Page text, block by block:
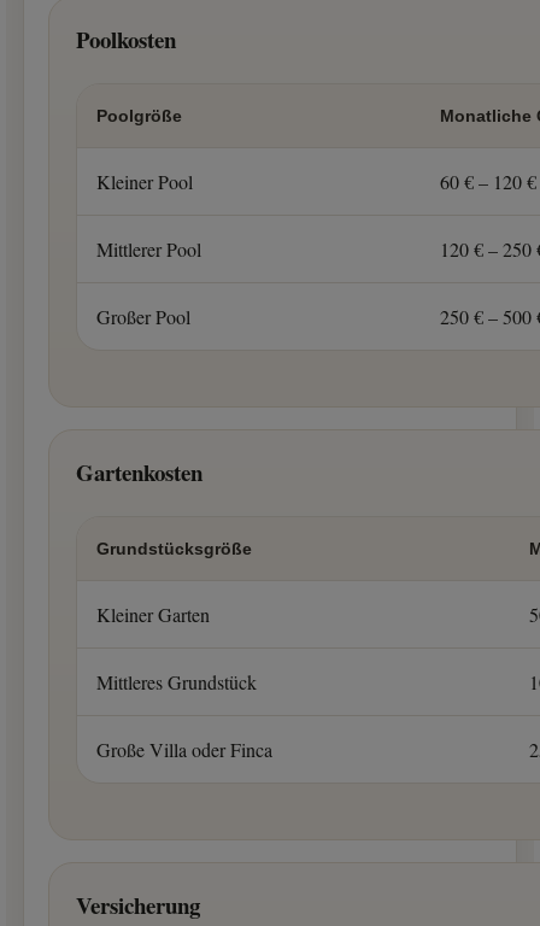
Poolkosten
Poolgröße Monatliche
Kleiner Pool 60 € – 120 €
Mittlerer Pool 120 € – 250
Großer Pool 250 € – 500
Gartenkosten
Grundstücksgröße
Kleiner Garten
Mittleres Grundstück
Große Villa oder Finca
Versicherung